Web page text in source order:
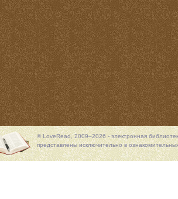
© LoveRead, 2009–2026 - электронная
представлены исключительно в